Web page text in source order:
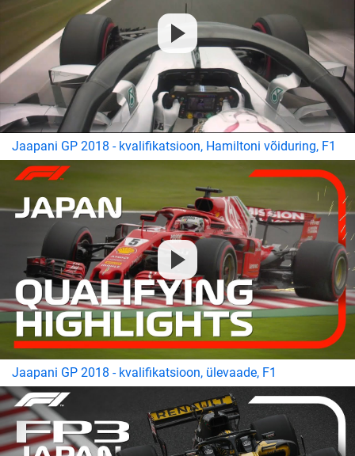
Jaapani GP 2018 - kvalifikatsioon, Hamiltoni võiduring, F1
Jaapani GP 2018 - kvalifikatsioon, ülevaade, F1